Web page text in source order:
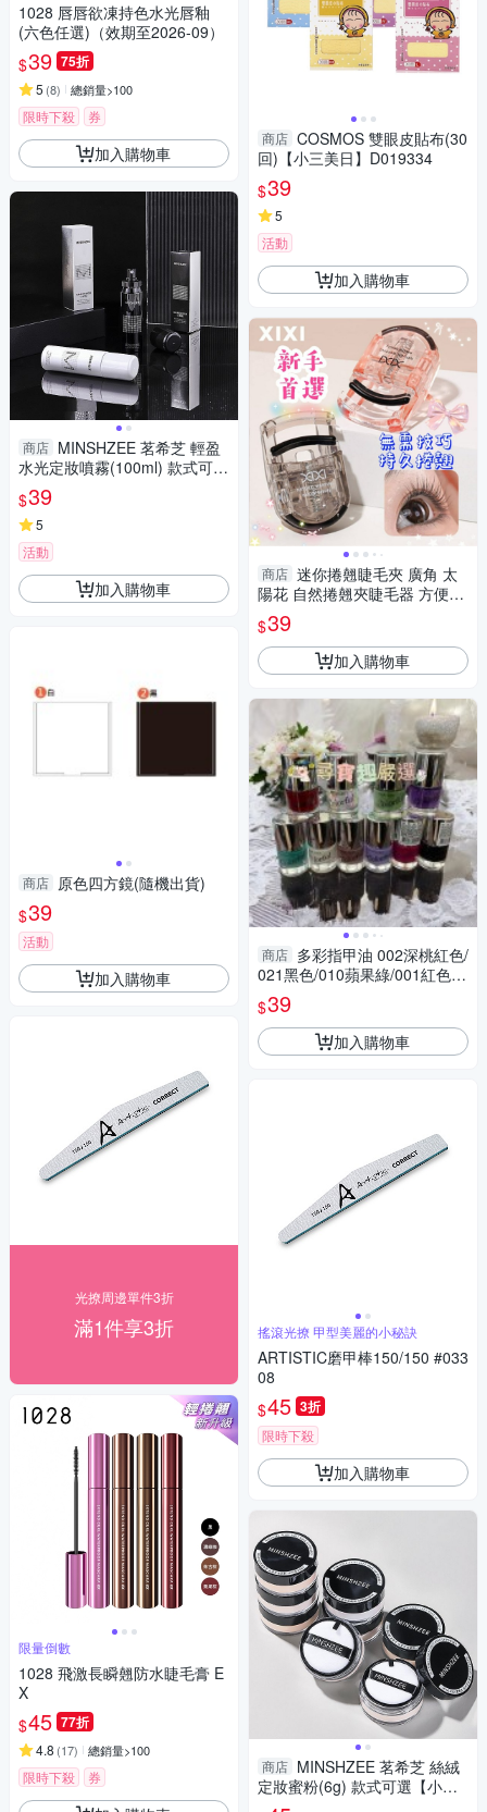
1028 唇唇欲凍持色水光唇釉
(六色任選)（效期至2026-09）
$39 75折
5 (8) 總銷量>100
限時下殺 券
加入購物車
商店 MINSHZEE 茗希芝 輕盈
水光定妝噴霧(100ml) 款式可選
【小三美日】空運禁送 DS019
905 控油
$39
5
活動
加入購物車
商店 原色四方鏡(隨機出貨)
$39
活動
加入購物車
光撩周邊單件3折
滿1件享3折
限量倒數
1028 飛激長瞬翹防水睫毛膏 E
X
$45 77折
4.8 (17) 總銷量>100
限時下殺 券
商店 COSMOS 雙眼皮貼布(30
回)【小三美日】D019334
$39
5
活動
加入購物車
商店 迷你捲翹睫毛夾 廣角 太
陽花 自然捲翹夾睫毛器 方便攜
帶 睫毛器
$39
加入購物車
商店 多彩指甲油 002深桃紅色/
021黑色/010蘋果綠/001紅色/0
06藕粉色/015淺紫色/012藍綠
色/023白色/024透明/016深
$39
加入購物車
搖滾光撩 甲型美麗的小秘訣
ARTISTIC磨甲棒150/150 #033
08
$45 3折
限時下殺
加入購物車
商店 MINSHZEE 茗希芝 絲絨
定妝蜜粉(6g) 款式可選【小三
美日】 DS021719